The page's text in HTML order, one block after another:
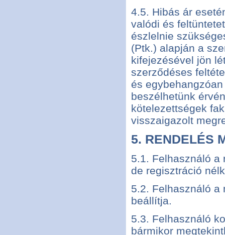
4.5. Hibás ár
valódi és
észlelnie
(Ptk.) alapján a
kifejezésével jön
szerződéses
és
beszélhetünk
kötelezettségek
visszaigazolt
5. RENDELÉS
5.1. Felhasználó a
de regisztráció
5.2. Felhasználó a
beállítja.
5.3. Felhasználó
bármikor